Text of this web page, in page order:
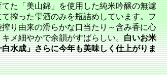
た「美山錦」を使用した純米吟醸の無濾
搾った雫酒のみを瓶詰めしています。フ
り由来の滑らかな口当たり～含み香に心
メ細やかで余韻がすばらしい。白いお米
水成」さらに今年も美味しく仕上がりま